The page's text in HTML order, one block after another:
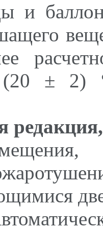
и
(20 ± 2)